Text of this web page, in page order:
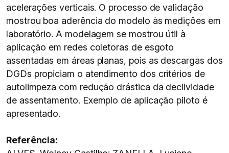
acelerações verticais. O processo de validação
mostrou boa aderência do modelo às medições em
laboratório. A modelagem se mostrou útil à
aplicação em redes coletoras de esgoto
assentadas em áreas planas, pois as descargas dos
DGDs propiciam o atendimento dos critérios de
autolimpeza com redução drástica da declividade
de assentamento. Exemplo de aplicação piloto é
apresentado.
Referência: